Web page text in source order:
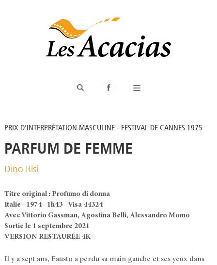
PRIX D'INTERPRÉTATION MASCULINE - FESTIVAL DE CANNES 1975
PARFUM DE FEMME
Dino Risi
Titre original : Profumo di donna
Italie - 1974 - 1h43 - Visa 44324
Avec Vittorio Gassman, Agostina Belli, Alessandro Momo
Sortie le 1 septembre 2021
VERSION RESTAURÉE 4K
Il y a sept ans, Fausto a perdu sa main gauche et ses yeux dans